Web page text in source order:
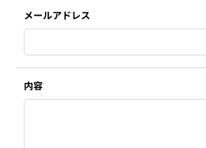
メールアドレス
内容